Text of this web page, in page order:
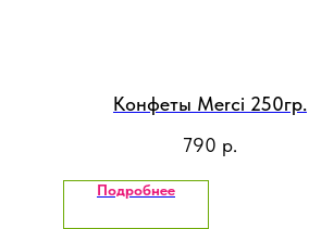
Конфеты Merci 250гр.
790 р.
Подробнее